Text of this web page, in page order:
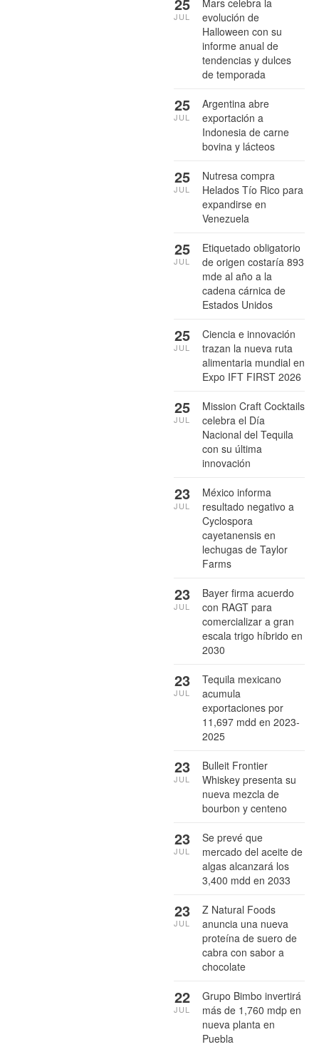
Mars celebra la
evolución de
Halloween con su
informe anual de
tendencias y dulces
de temporada
JUL
Argentina abre
exportación a
Indonesia de carne
bovina y lácteos
25
JUL
Nutresa compra
Helados Tío Rico para
expandirse en
Venezuela
25
JUL
Etiquetado obligatorio
de origen costaría 893
mde al año a la
cadena cárnica de
Estados Unidos
25
JUL
Ciencia e innovación
trazan la nueva ruta
alimentaria mundial en
Expo IFT FIRST 2026
25
JUL
Mission Craft Cocktails
celebra el Día
Nacional del Tequila
con su última
innovación
25
JUL
México informa
resultado negativo a
Cyclospora
cayetanensis en
lechugas de Taylor
Farms
23
JUL
Bayer firma acuerdo
con RAGT para
comercializar a gran
escala trigo híbrido en
2030
23
JUL
Tequila mexicano
acumula
exportaciones por
11,697 mdd en 2023-
2025
23
JUL
Bulleit Frontier
Whiskey presenta su
nueva mezcla de
bourbon y centeno
23
JUL
Se prevé que
mercado del aceite de
algas alcanzará los
3,400 mdd en 2033
23
JUL
Z Natural Foods
anuncia una nueva
proteína de suero de
cabra con sabor a
chocolate
23
JUL
Grupo Bimbo invertirá
más de 1,760 mdp en
nueva planta en
Puebla
22
JUL